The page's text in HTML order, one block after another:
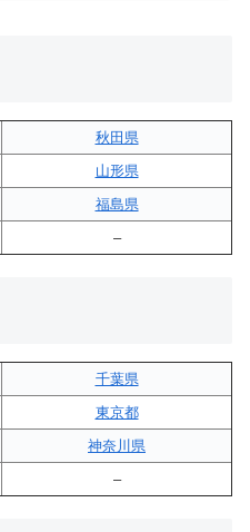
秋田県
山形県
福島県
–
千葉県
東京都
神奈川県
–